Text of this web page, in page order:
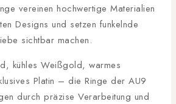
vereinen hochwertige Materialien
Designs und setzen funkelnde
sichtbar machen.
kühles Weißgold, warmes
Platin – die Ringe der AU9
durch präzise Verarbeitung und